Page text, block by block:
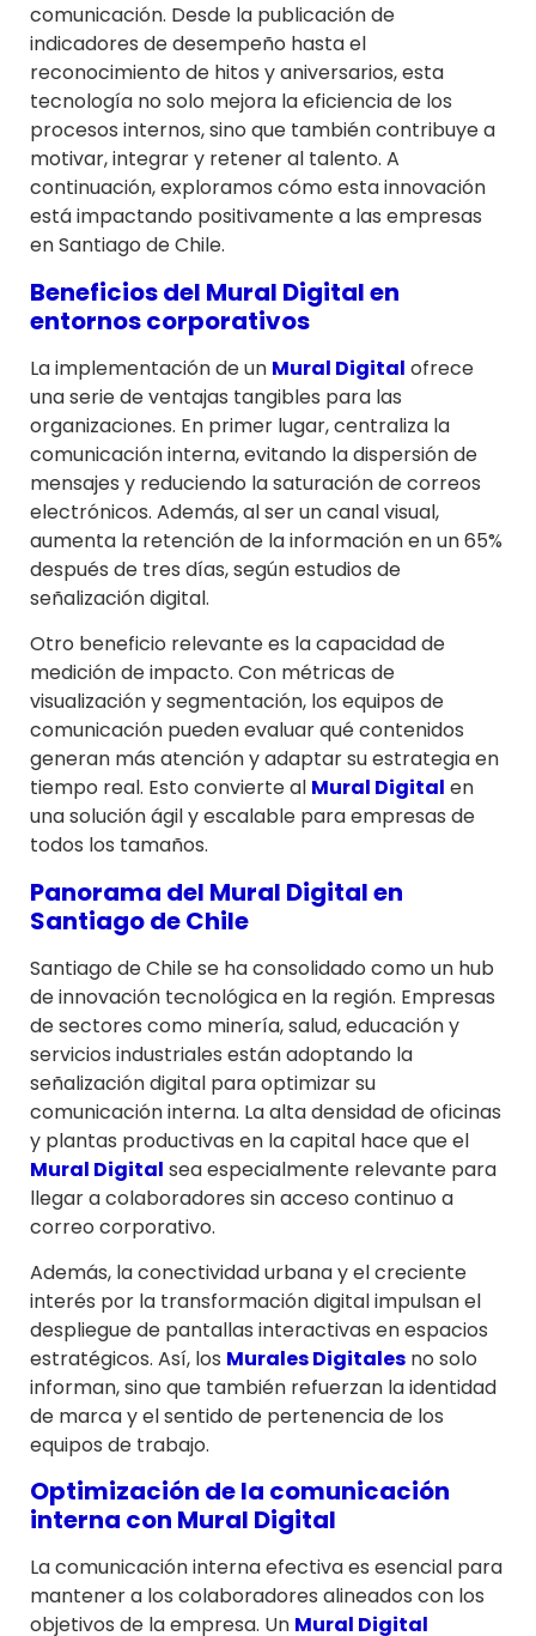
comunicación. Desde la publicación de
indicadores de desempeño hasta el
reconocimiento de hitos y aniversarios, esta
tecnología no solo mejora la eficiencia de los
procesos internos, sino que también contribuye a
motivar, integrar y retener al talento. A
continuación, exploramos cómo esta innovación
está impactando positivamente a las empresas
en Santiago de Chile.
Beneficios del Mural Digitalen
entornos corporativos
La implementación de un Mural Digital ofrece
una serie de ventajas tangibles para las
organizaciones. En primer lugar, centraliza la
comunicación interna, evitando la dispersión de
mensajes y reduciendo la saturación de correos
electrónicos. Además, al ser un canal visual,
aumenta la retención de la información en un 65%
después de tres días, según estudios de
señalización digital.
Otro beneficio relevante es la capacidad de
medición de impacto. Con métricas de
visualización y segmentación, los equipos de
comunicación pueden evaluar qué contenidos
generan más atención y adaptar su estrategia en
tiempo real. Esto convierte al Mural Digital en
una solución ágil y escalable para empresas de
todos los tamaños.
Panorama del Mural Digitalen
Santiago de Chile
Santiago de Chile se ha consolidado como un hub
de innovación tecnológica en la región. Empresas
de sectores como minería, salud, educación y
servicios industriales están adoptando la
señalización digital para optimizar su
comunicación interna. La alta densidad de oficinas
y plantas productivas en la capital hace que el
Mural Digital sea especialmente relevante para
llegar a colaboradores sin acceso continuo a
correo corporativo.
Además, la conectividad urbana y el creciente
interés por la transformación digital impulsan el
despliegue de pantallas interactivas en espacios
estratégicos. Así, los Murales Digitales no solo
informan, sino que también refuerzan la identidad
de marca y el sentido de pertenencia de los
equipos de trabajo.
Optimización de la comunicación
interna con Mural Digital
La comunicación interna efectiva es esencial para
mantener a los colaboradores alineados con los
objetivos de la empresa. Un Mural Digital